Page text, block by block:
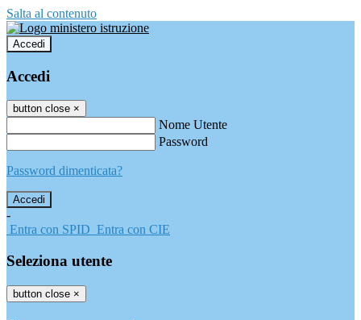
Salta al contenuto
Accedi
Accedi
button close ×
Nome Utente
Password
Password dimenticata?
-
Entra con SPID Entra con CIE
Seleziona utente
button close ×